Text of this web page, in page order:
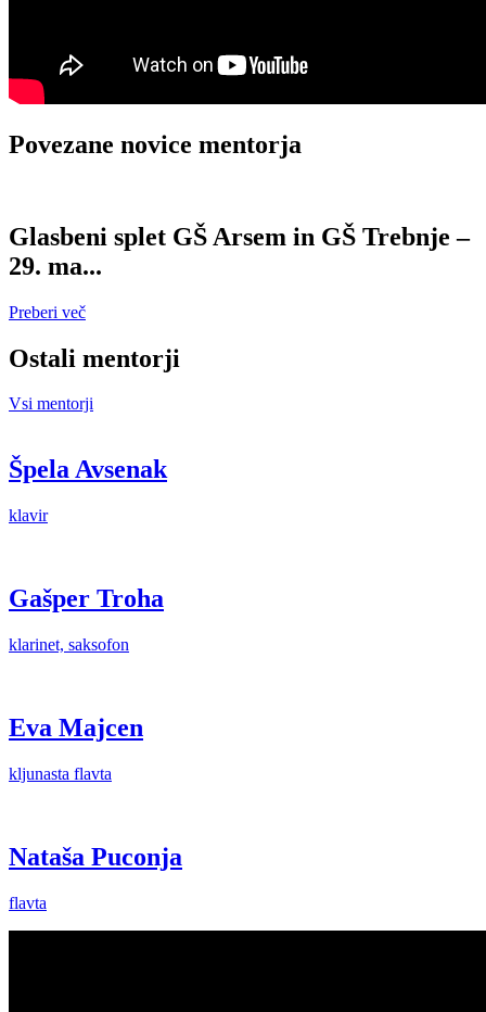
Povezane novice mentorja
Glasbeni splet GŠ Arsem in GŠ Trebnje –
29. ma...
Preberi več
Ostali mentorji
Vsi mentorji
Špela Avsenak
klavir
Gašper Troha
klarinet, saksofon
Eva Majcen
kljunasta flavta
Nataša Puconja
flavta